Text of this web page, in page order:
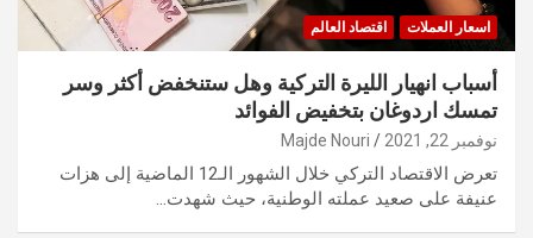
اسعار العملات اقتصاد العالم
أسباب انهيار الليرة التركية وهل ستنخفض أكثر وسر
تمسك اردوغان بتخفيض الفوائد
نوفمبر 22, 2021 Majde Nouri
تعرض الاقتصاد التركي خلال الشهور الـ12 الماضية إلى هزات
عنيفة على صعيد عملته الوطنية، حيث شهدت…